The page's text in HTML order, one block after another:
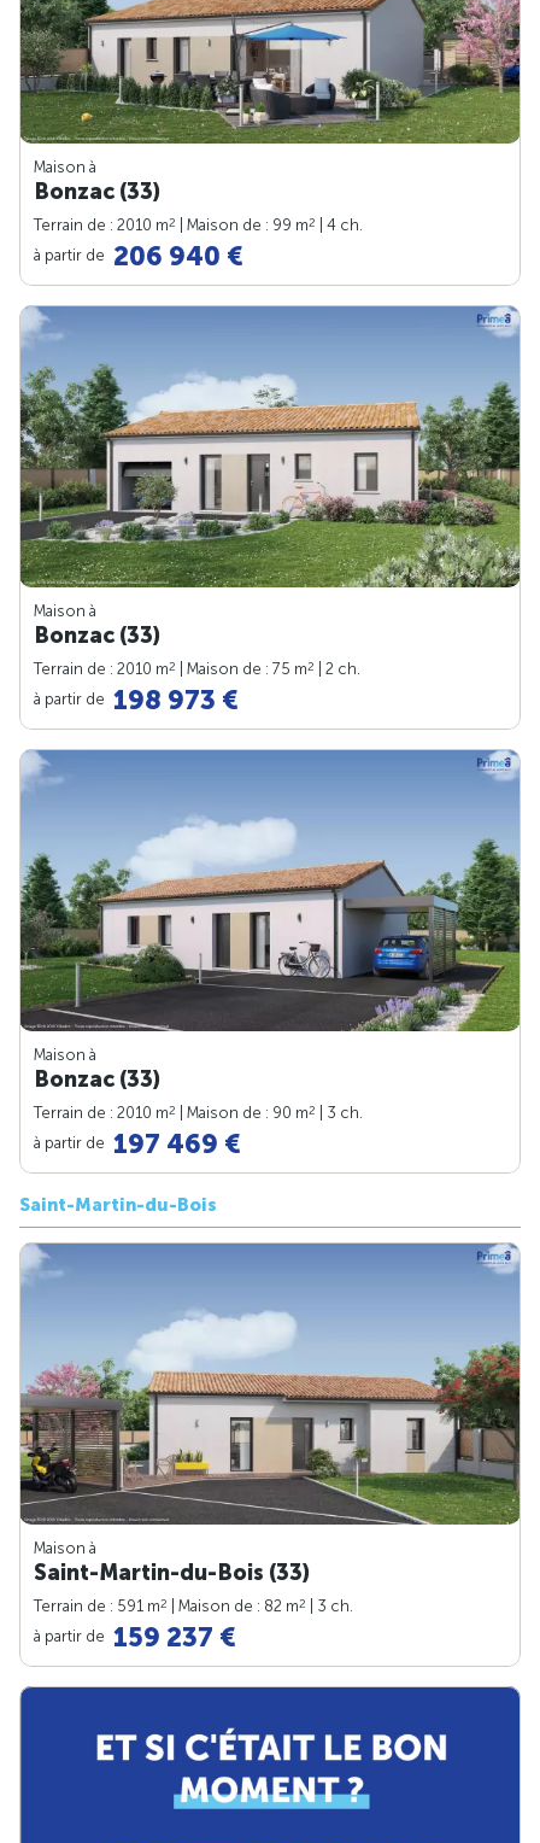
Maison à
Bonzac (33)
Terrain de : 2010 m2 | Maison de : 99 m2
| 4 ch.
à partir de 206 940 €
Maison à
Bonzac (33)
Terrain de : 2010 m2 | Maison de : 75 m2
| 2 ch.
à partir de 198 973 €
Maison à
Bonzac (33)
Terrain de : 2010 m2 | Maison de : 90 m2
| 3 ch.
à partir de 197 469 €
Saint-Martin-du-Bois
Maison à
Saint-Martin-du-Bois (33)
Terrain de : 591 m2 | Maison de : 82 m2
| 3 ch.
à partir de 159 237 €